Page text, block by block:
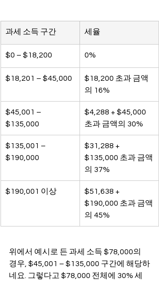
과세 소득 구간 세율
$0 – $18,200 0%
$18,201 – $45,000
$18,200 초과 금액
의 16%
$45,001 –
$135,000
$4,288 + $45,000
초과 금액의 30%
$135,001 –
$190,000
$31,288 +
$135,000 초과 금액
의 37%
$190,001 이상
$51,638 +
$190,000 초과 금액
의 45%
위에서 예시로 든 과세 소득 $78,000의
경우, $45,001 – $135,000 구간에 해당하
네요. 그렇다고 $78,000 전체에 30% 세